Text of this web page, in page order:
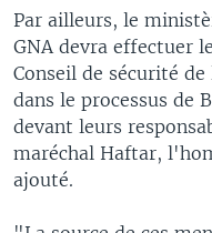
Par ailleurs, le
GNA devra effectuer
Conseil de sécurité
dans le processus de
devant leurs
maréchal Haftar,
ajouté.